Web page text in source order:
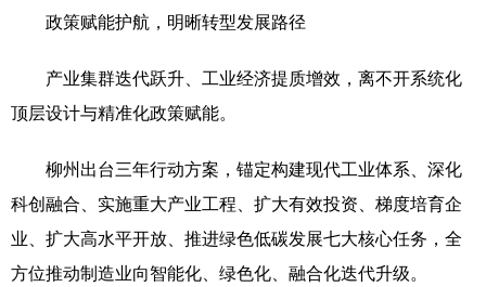
政策赋能护航，明晰转型发展路径
产业集群迭代跃升、工业经济提质增效，离不开系统化
顶层设计与精准化政策赋能。
柳州出台三年行动方案，锚定构建现代工业体系、深化
科创融合、实施重大产业工程、扩大有效投资、梯度培育企
业、扩大高水平开放、推进绿色低碳发展七大核心任务，全
方位推动制造业向智能化、绿色化、融合化迭代升级。